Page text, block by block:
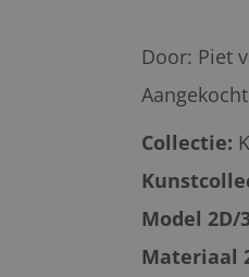
Door: Piet
Collectie:
Model 2D/
Materiaal